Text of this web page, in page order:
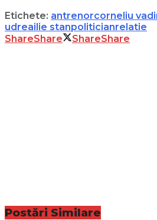
Etichete: antrenorcorneliu
udreailie stanpoliticianrelatie
ShareShare ShareShare
Postări Similare